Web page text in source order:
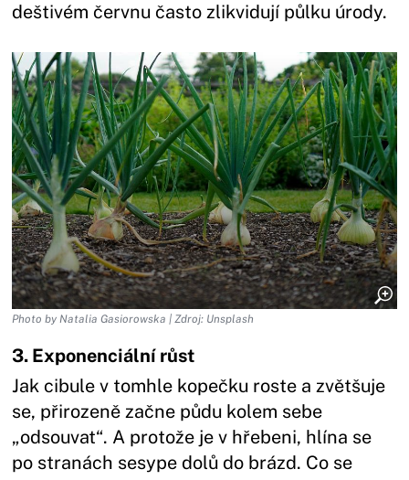
deštivém červnu často zlikvidují půlku úrody.
Photo by Natalia Gasiorowska | Zdroj: Unsplash
3. Exponenciální růst
Jak cibule v tomhle kopečku roste a zvětšuje
se, přirozeně začne půdu kolem sebe
„odsouvat“. A protože je v hřebeni, hlína se
po stranách sesype dolů do brázd. Co se